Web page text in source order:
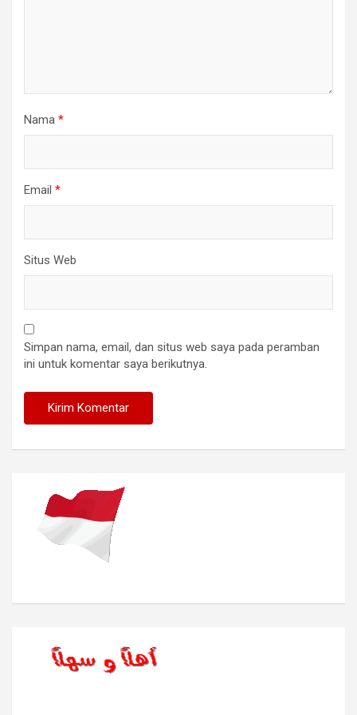
Nama *
Email *
Situs Web
Simpan nama, email, dan situs web saya pada peramban
ini untuk komentar saya berikutnya.